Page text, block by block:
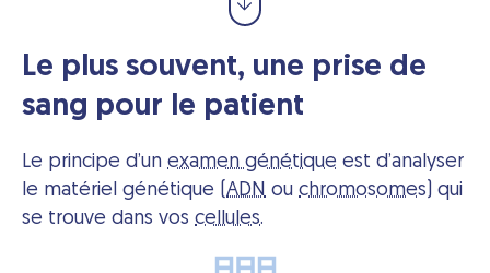
Le plus souvent, une prise de
sang pour le patient
Le principe d’un examen génétique est d’analyser
le matériel génétique (ADN ou chromosomes) qui
se trouve dans vos cellules.